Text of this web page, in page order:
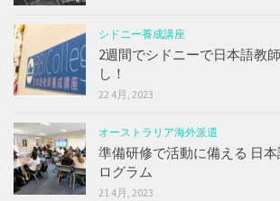
シドニー養成講座
2週間でシドニーで日本語教
し！
22 4月, 2023
オーストラリア海外派遣
準備研修で活動に備える 日
ログラム
21 4月, 2023